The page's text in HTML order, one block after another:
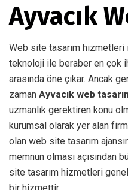
Ayvacık
Web site tasarım hizmetleri
teknoloji ile beraber en çok
arasında öne çıkar. Ancak
zaman Ayvacık web
uzmanlık gerektiren konu
kurumsal olarak yer alan
olan web site tasarım
memnun olması açısından
site tasarım hizmetleri
bir hizmettir.